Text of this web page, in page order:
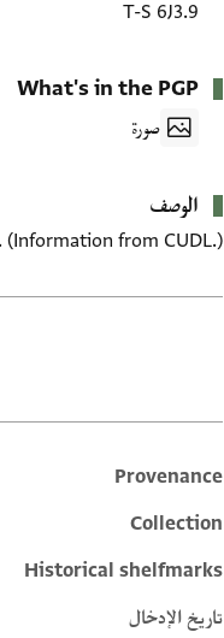
T-S 6J3.9
What's in the PGP
صورة
الوصف
(Information from CUDL.)
metadata
Provenance
Collection
Historical shelfmarks
تاريخ الإدخال